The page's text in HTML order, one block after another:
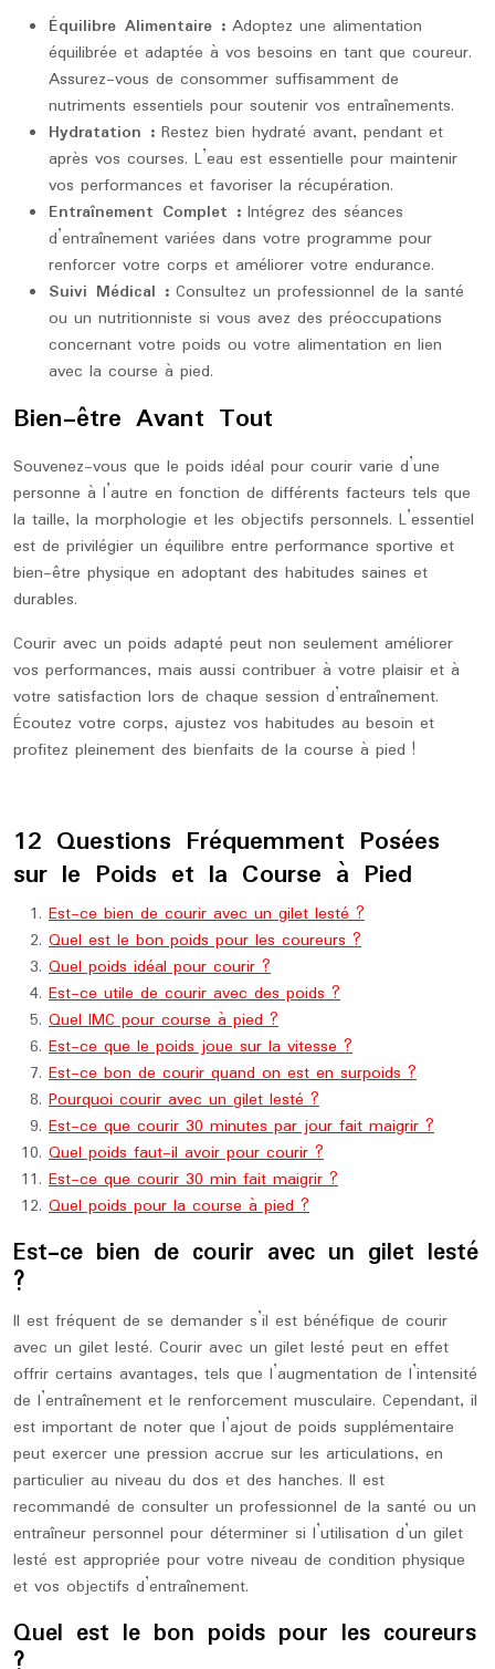
Équilibre Alimentaire : Adoptez une alimentation
équilibrée et adaptée à vos besoins en tant que coureur.
Assurez-vous de consommer suffisamment de
nutriments essentiels pour soutenir vos entraînements.
Hydratation : Restez bien hydraté avant, pendant et
après vos courses. L’eau est essentielle pour maintenir
vos performances et favoriser la récupération.
Entraînement Complet : Intégrez des séances
d’entraînement variées dans votre programme pour
renforcer votre corps et améliorer votre endurance.
Suivi Médical : Consultez un professionnel de la santé
ou un nutritionniste si vous avez des préoccupations
concernant votre poids ou votre alimentation en lien
avec la course à pied.
Bien-être Avant Tout
Souvenez-vous que le poids idéal pour courir varie d’une
personne à l’autre en fonction de différents facteurs tels que
la taille, la morphologie et les objectifs personnels. L’essentiel
est de privilégier un équilibre entre performance sportive et
bien-être physique en adoptant des habitudes saines et
durables.
Courir avec un poids adapté peut non seulement améliorer
vos performances, mais aussi contribuer à votre plaisir et à
votre satisfaction lors de chaque session d’entraînement.
Écoutez votre corps, ajustez vos habitudes au besoin et
profitez pleinement des bienfaits de la course à pied !
12 Questions Fréquemment Posées
sur le Poids et la Course à Pied
Est-ce bien de courir avec un gilet lesté ?
Quel est le bon poids pour les coureurs ?
Quel poids idéal pour courir ?
Est-ce utile de courir avec des poids ?
Quel IMC pour course à pied ?
Est-ce que le poids joue sur la vitesse ?
Est-ce bon de courir quand on est en surpoids ?
Pourquoi courir avec un gilet lesté ?
Est-ce que courir 30 minutes par jour fait maigrir ?
Quel poids faut-il avoir pour courir ?
Est-ce que courir 30 min fait maigrir ?
Quel poids pour la course à pied ?
Est-ce bien de courir avec un gilet lesté
?
Il est fréquent de se demander s’il est bénéfique de courir
avec un gilet lesté. Courir avec un gilet lesté peut en effet
offrir certains avantages, tels que l’augmentation de l’intensité
de l’entraînement et le renforcement musculaire. Cependant, il
est important de noter que l’ajout de poids supplémentaire
peut exercer une pression accrue sur les articulations, en
particulier au niveau du dos et des hanches. Il est
recommandé de consulter un professionnel de la santé ou un
entraîneur personnel pour déterminer si l’utilisation d’un gilet
lesté est appropriée pour votre niveau de condition physique
et vos objectifs d’entraînement.
Quel est le bon poids pour les coureurs